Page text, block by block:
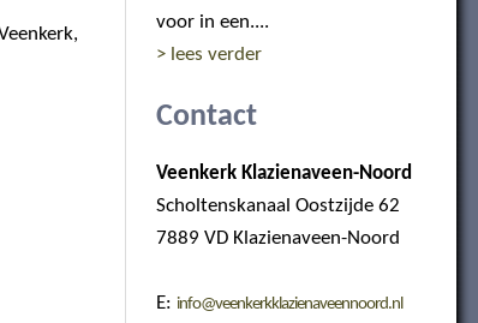
voor in een....
> lees verder
Contact
Veenkerk Klazienaveen-Noord
Scholtenskanaal Oostzijde 62
7889 VD Klazienaveen-Noord
E: info@veenkerkklazienaveennoord.nl